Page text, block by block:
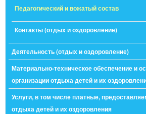
Педагогический и вожатый состав
Контакты (отдых и оздоровление)
Деятельность (отдых и оздоровление)
Материально-техническое обеспечение и
организации отдыха детей и их
Услуги, в том числе платные,
отдыха детей и их оздоровления